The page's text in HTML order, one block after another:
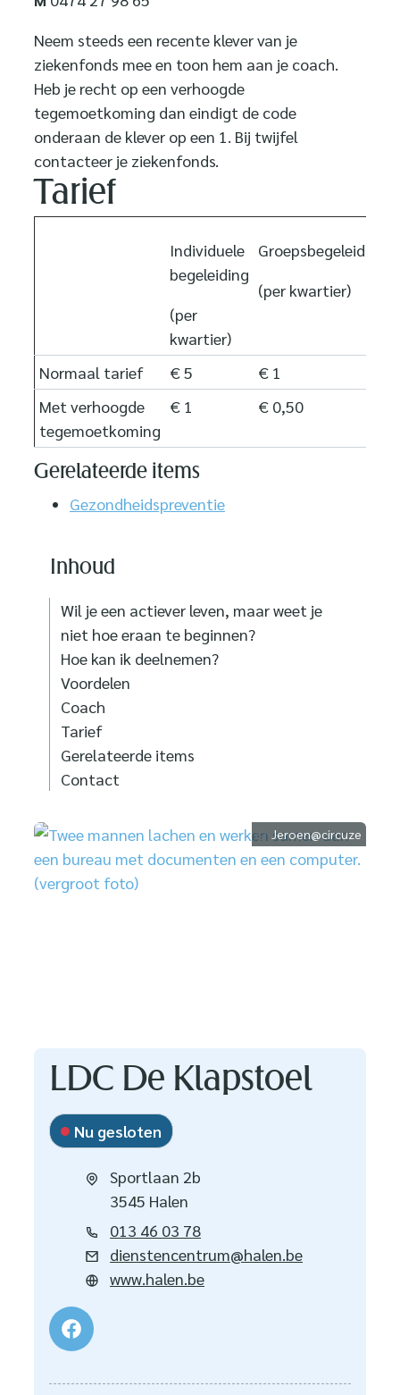
Neem steeds een recente klever van je
ziekenfonds mee en toon hem aan je coach.
Heb je recht op een verhoogde
tegemoetkoming dan eindigt de code
onderaan de klever op een 1. Bij twijfel
contacteer je ziekenfonds.
Tarief
Individuele
begeleiding
(per
kwartier)
Groepsbegeleiding
(per kwartier)
Normaal tarief € 5
€ 1
Met verhoogde
tegemoetkoming
€ 1 € 0,50
Gerelateerde items
Gezondheidspreventie
Inhoud
Wil je een actiever leven, maar weet je
niet hoe eraan te beginnen?
Hoe kan ik deelnemen?
Voordelen
Coach
Tarief
Gerelateerde items
Contact
Jeroen@circuze
LDC De Klapstoel
Nu gesloten
Adres
Sportlaan 2b
,3545 Halen
013 46 03 78
E-mail
dienstencentrum@halen.be
Website www.halen.be
Facebook